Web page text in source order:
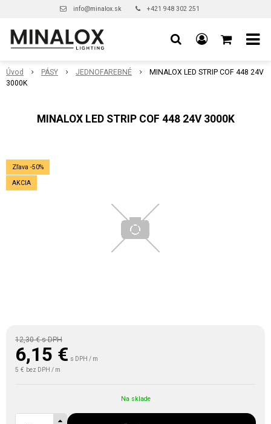
info@minalox.sk +421 948 302 251
Úvod PÁSY JEDNOFAREBNÉ
MINALOX LED STRIP COF 448 24V
3000K
MINALOX LED STRIP COF 448 24V 3000K
Zľava -50%
AKCIA
12,30 €s DPH
6,15 € s DPH / m
5 € bez DPH / m
Na sklade